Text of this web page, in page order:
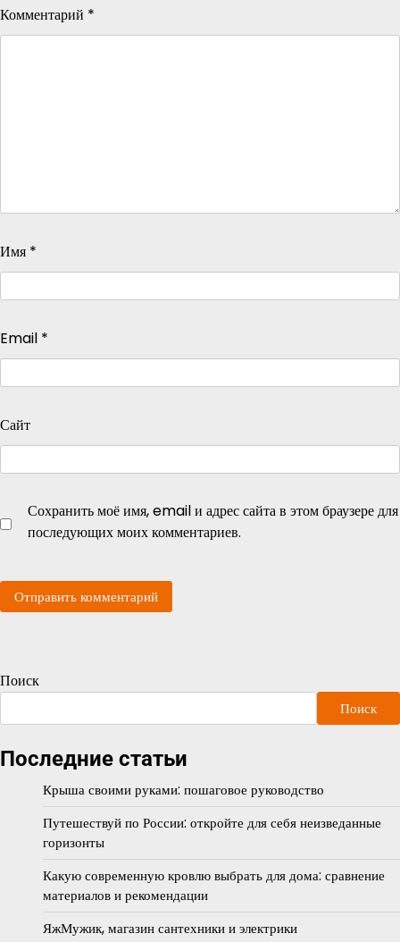
Комментарий *
Имя *
Email *
Сайт
Сохранить моё имя, email и адрес сайта в этом браузере для
последующих моих комментариев.
Поиск
Поиск
Последние статьи
Крыша своими руками: пошаговое руководство
Путешествуй по России: откройте для себя неизведанные
горизонты
Какую современную кровлю выбрать для дома: сравнение
материалов и рекомендации
ЯжМужик, магазин сантехники и электрики